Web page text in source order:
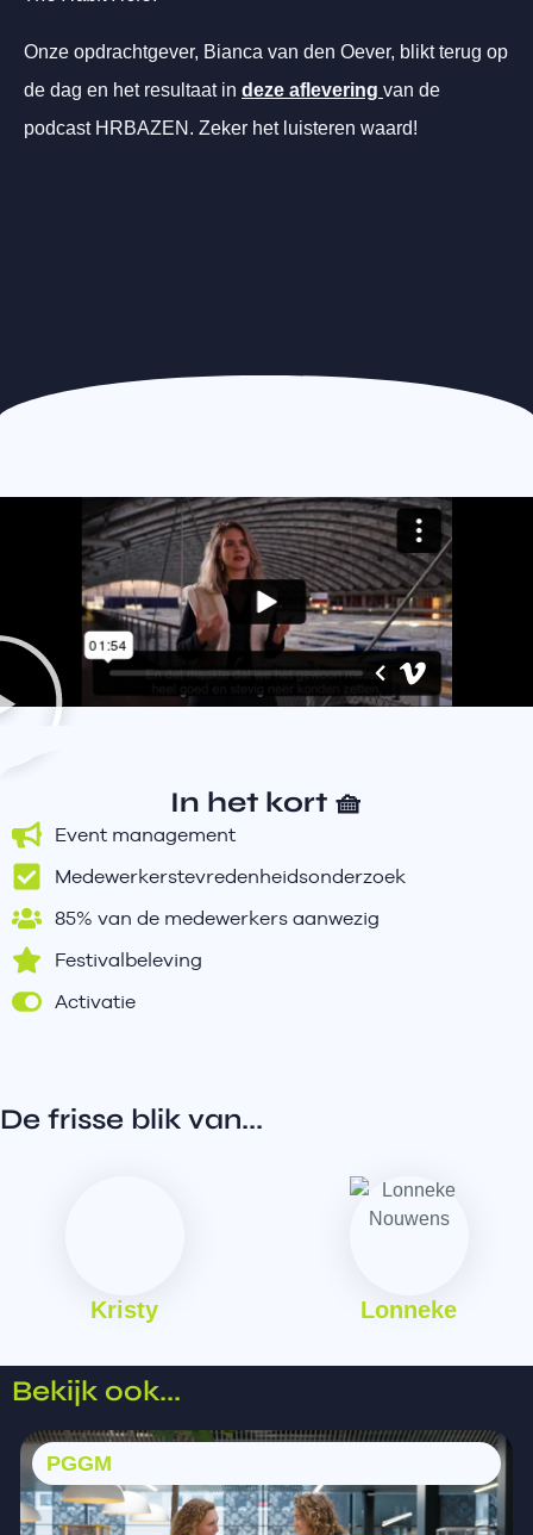
Onze opdrachtgever, Bianca van den Oever, blikt terug op
de dag en het resultaat in deze aflevering van de
podcast HRBAZEN. Zeker het luisteren waard!
In het kort 🧺
Event management
Medewerkerstevredenheidsonderzoek
85% van de medewerkers aanwezig
Festivalbeleving
Activatie
De frisse blik van...
Kristy Lonneke
Bekijk ook...
PGGM